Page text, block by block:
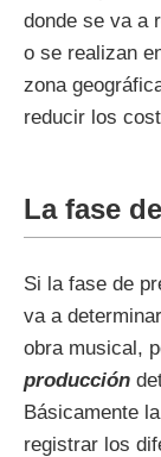
donde se va a
o se realizan
zona
reducir los
La fase
Si la fase de
va a
obra musical,
producción
Básicamente la
registrar los